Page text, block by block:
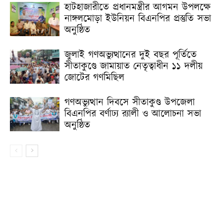
হাটহাজারীতে প্রধানমন্ত্রীর আগমন উপলক্ষে
নাঙ্গলমোড়া ইউনিয়ন বিএনপির প্রস্তুতি সভা
অনুষ্ঠিত
জুলাই গণঅভ্যুত্থানের দুই বছর পূর্তিতে
সীতাকুণ্ডে জামায়াত নেতৃত্বাধীন ১১ দলীয়
জোটের গণমিছিল
গণঅভ্যুত্থান দিবসে সীতাকুণ্ড উপজেলা
বিএনপির বর্ণাঢ্য র‍্যালী ও আলোচনা সভা
অনুষ্ঠিত